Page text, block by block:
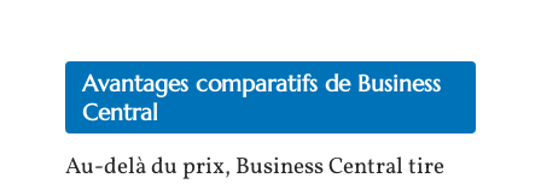
Avantages comparatifs de Business
Central
Au-delà du prix, Business Central tire